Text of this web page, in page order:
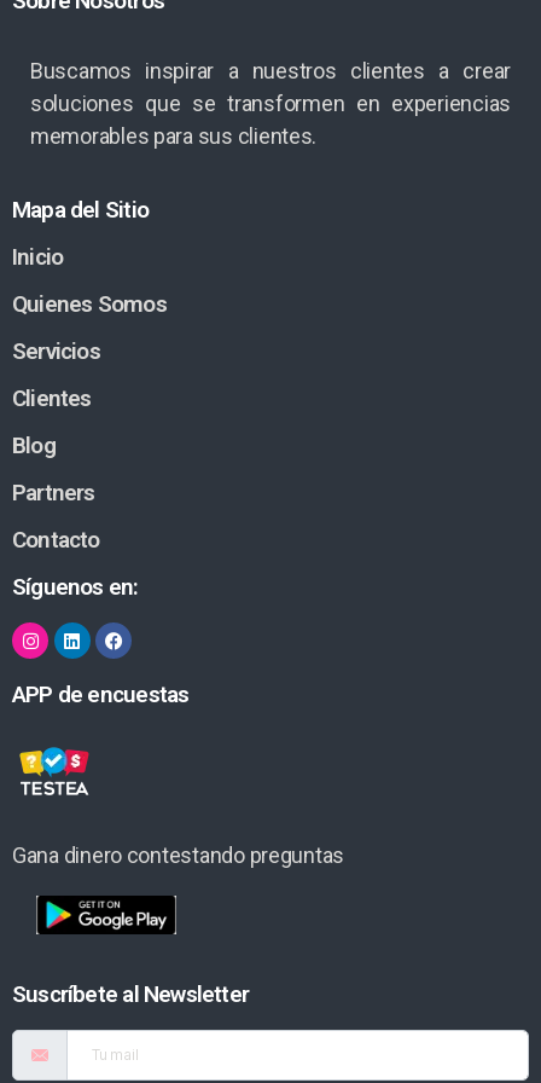
Buscamos inspirar a nuestros clientes a crear
soluciones que se transformen en experiencias
memorables para sus clientes.
Mapa del Sitio
Inicio
Quienes Somos
Servicios
Clientes
Blog
Partners
Contacto
Síguenos en:
APP de encuestas
Gana dinero contestando preguntas
Suscríbete al Newsletter